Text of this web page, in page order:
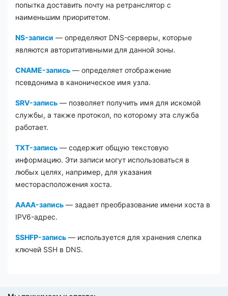
попытка доставить почту на ретранслятор с
наименьшим приоритетом.
NS-записи — определяют DNS-серверы, которые
являются авторитативными для данной зоны.
CNAME-запись — определяет отображение
псевдонима в каноническое имя узла.
SRV-запись — позволяет получить имя для искомой
службы, а также протокол, по которому эта служба
работает.
TXT-запись — содержит общую текстовую
информацию. Эти записи могут использоваться в
любых целях, например, для указания
месторасположения хоста.
AAAA-запись — задает преобразование имени хоста в
IPV6-адрес.
SSHFP-запись — используется для хранения слепка
ключей SSH в DNS.